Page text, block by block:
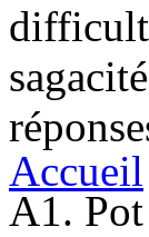
Accueil
A1.